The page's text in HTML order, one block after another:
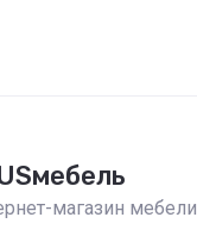
магазин мебели